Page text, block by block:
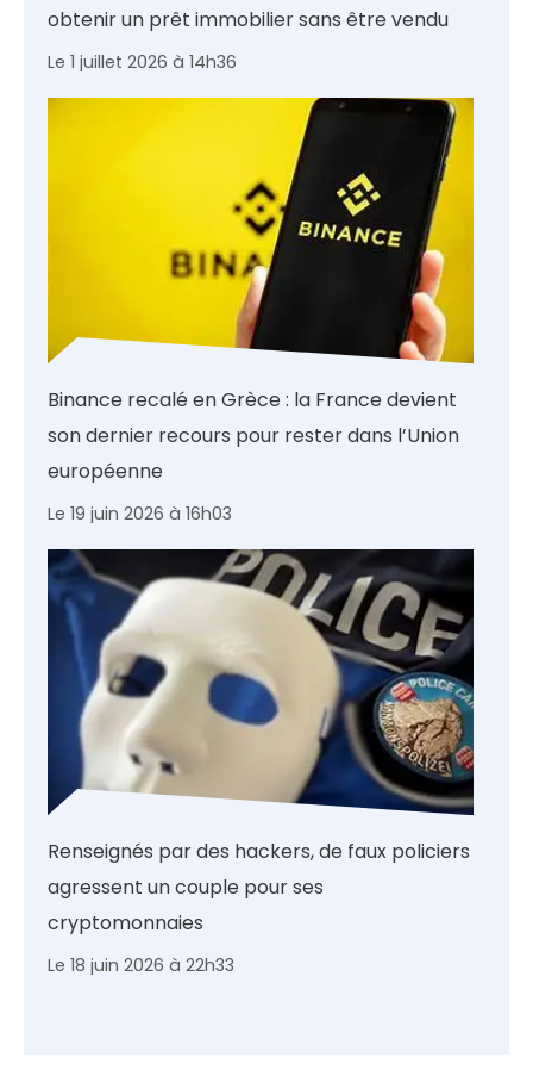
obtenir un prêt immobilier sans être vendu
Le 1 juillet 2026 à 14h36
Binance recalé en Grèce : la France devient
son dernier recours pour rester dans l’Union
européenne
Le 19 juin 2026 à 16h03
Renseignés par des hackers, de faux policiers
agressent un couple pour ses
cryptomonnaies
Le 18 juin 2026 à 22h33